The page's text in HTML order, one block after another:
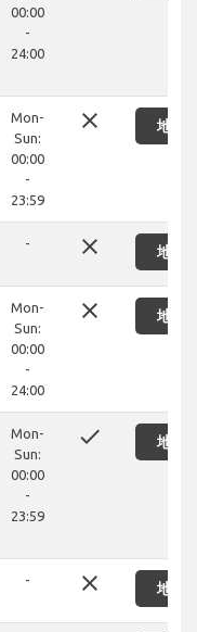
00:00
-
24:00
Mon-
Sun:
00:00
-
23:59
close 地図
- close 地図
Mon-
Sun:
00:00
-
24:00
close 地図
Mon-
Sun:
00:00
-
23:59
done 地図
- close 地図